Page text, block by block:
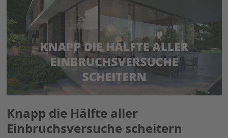
Knapp die Hälfte aller
Einbruchsversuche scheitern